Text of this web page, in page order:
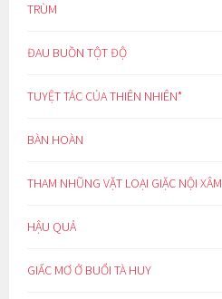
TRÙM
ĐAU BUỒN TỘT ĐỘ
TUYỆT TÁC CỦA THIÊN NHIÊN*
BÀN HOÀN
THAM NHŨNG VẶT LOẠI GIẶC NỘI XÂM
HẬU QUẢ
GIẤC MƠ Ở BUỔI TÀ HUY